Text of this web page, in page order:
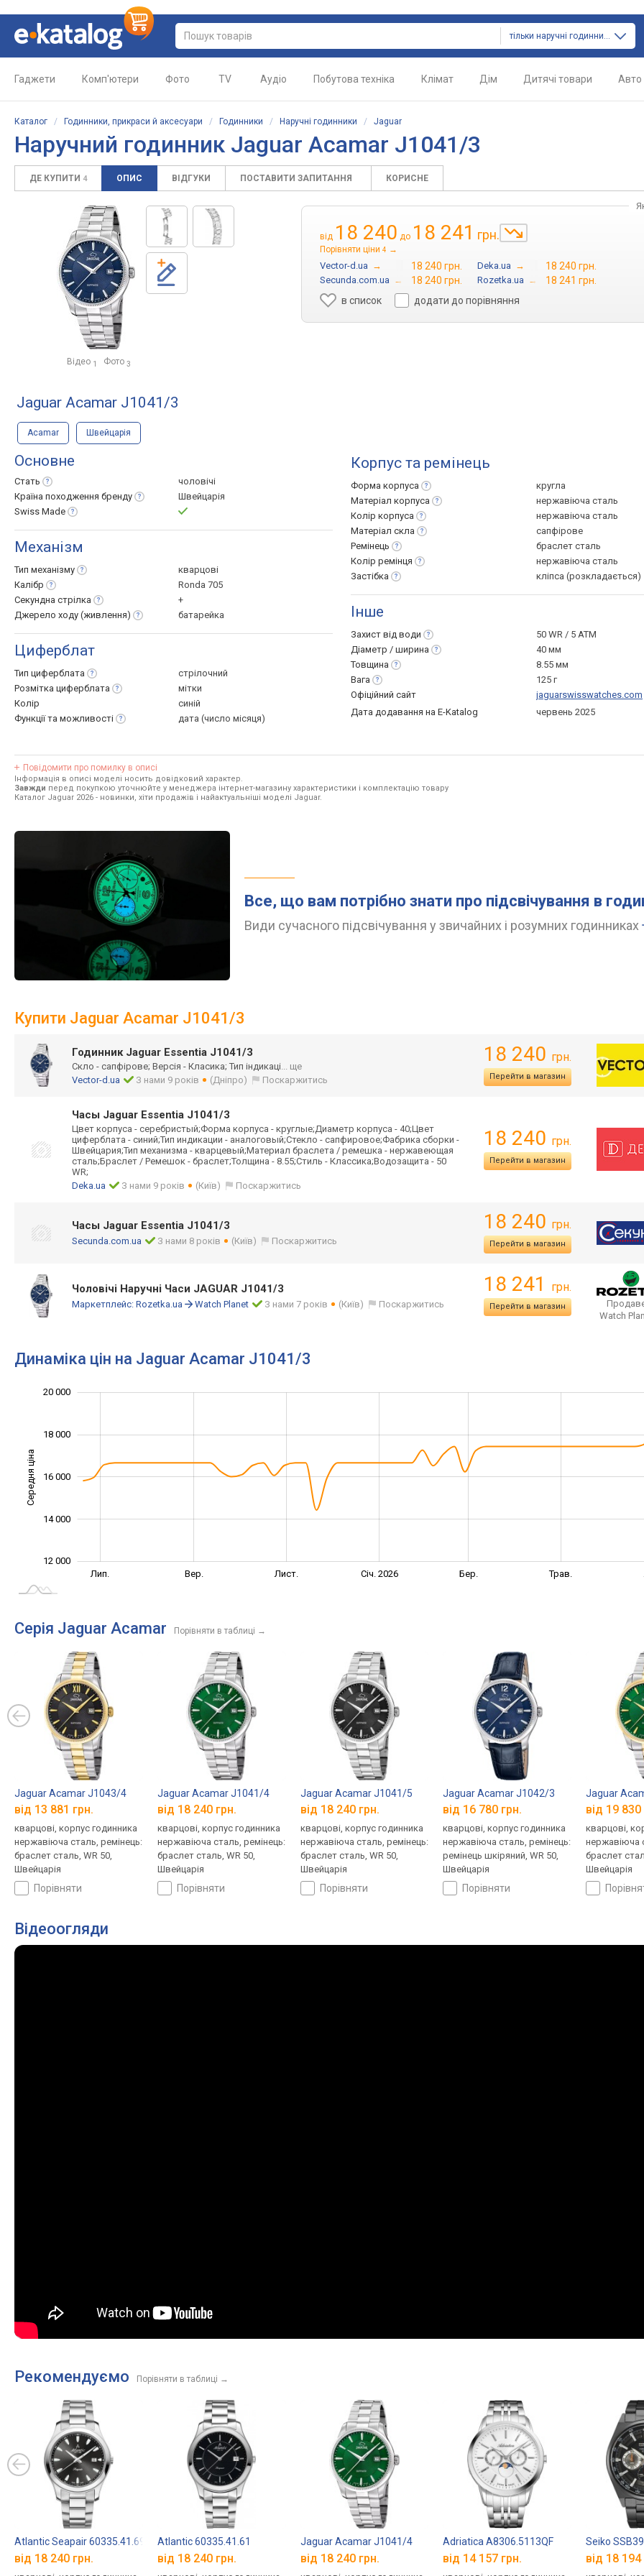
тільки наручні годинники
Гаджети Комп'ютери Фото TV Аудіо Побутова техніка Клімат Дім Дитячі товари Авто
Каталог / Годинники, прикраси й аксесуари / Годинники / Наручні годинники / Jaguar
Наручний годинник Jaguar Acamar J1041/3
ДЕ КУПИТИ 4 ОПИС ВІДГУКИ ПОСТАВИТИ ЗАПИТАННЯ КОРИСНЕ
Відео 1 Фото 3
від 18 240 до 18 241 грн.
Порівняти ціни 4 →
Vector-d.ua → 18 240 грн. Deka.ua → 18 240 грн.
Secunda.com.ua → 18 240 грн. Rozetka.ua →
18 241 грн.
в список
додати до порівняння
Jaguar Acamar J1041/3
Acamar Швейцарія
Основне
Стать
чоловічі
Країна походження бренду
Швейцарія
Swiss Made
Механізм
Тип механізму
кварцові
Калібр
Ronda 705
Секундна стрілка
+
Джерело ходу (живлення) батарейка
Циферблат
Тип циферблата
стрілочний
Розмітка циферблата
мітки
Колір
синій
Функції та можливості дата (число місяця)
Корпус та ремінець
Форма корпуса
кругла
Матеріал корпуса
нержавіюча сталь
Колір корпуса
нержавіюча сталь
Матеріал скла
сапфірове
Ремінець
браслет сталь
Колір ремінця
нержавіюча сталь
Застібка
кліпса (розкладається)
Інше
Захист від води
50 WR / 5 ATM
Діаметр / ширина
40 мм
Товщина
8.55 мм
Вага
125 г
Офіційний сайт
jaguarswisswatches.com
Дата додавання на E-Katalog
червень 2025
Повідомити про помилку в описі
Інформація в описі моделі носить довідковий характер.
Завжди перед покупкою уточнюйте у менеджера інтернет-магазину характеристики і комплектацію товару
Каталог Jaguar 2026 - новинки, хіти продажів і найактуальніші моделі Jaguar.
Все, що вам потрібно знати про підсвічування в
Види сучасного підсвічування у звичайних і розумних годинниках
Купити Jaguar Acamar J1041/3
Годинник Jaguar Essentia J1041/3
Скло - сапфірове; Версія - Класика; Тип індикаці... ще
Vector-d.ua
З нами 9 років (Дніпро) Поскаржитись
18 240 грн.
Перейти в магазин
Часы Jaguar Essentia J1041/3
Цвет корпуса - серебристый;Форма корпуса - круглые;Диаметр корпуса - 40;Цвет
циферблата - синий;Тип индикации - аналоговый;Стекло - сапфировое;Фабрика сборки -
Швейцария;Тип механизма - кварцевый;Материал браслета / ремешка - нержавеющая
сталь;Браслет / Ремешок - браслет;Толщина - 8.55;Стиль - Классика;Водозащита - 50
WR;
Deka.ua
З нами 9 років (Київ) Поскаржитись
18 240 грн.
Перейти в магазин
Часы Jaguar Essentia J1041/3
Secunda.com.ua З нами 8 років (Київ) Поскаржитись
18 240 грн.
Перейти в магазин
Чоловічі Наручні Часи JAGUAR J1041/3
Маркетплейс: Rozetka.ua Watch Planet З нами 7 років (Київ) Поскаржитись
18 241 грн.
Перейти в магазин
Watch
Динаміка цін на Jaguar Acamar J1041/3
Середня ціна 12 000
12 000
14 000
16 000
18 000
20 000
Лип. Вер. Лист. Січ. 2026 Бер. Трав.
Серія Jaguar Acamar Порівняти в таблиці →
Jaguar Acamar J1043/4
від 13 881 грн.
кварцові, корпус годинника
нержавіюча сталь, ремінець:
браслет сталь, WR 50,
Швейцарія
порівняти
Jaguar Acamar J1041/4
від 18 240 грн.
кварцові, корпус годинника
нержавіюча сталь, ремінець:
браслет сталь, WR 50,
Швейцарія
порівняти
Jaguar Acamar J1041/5
від 18 240 грн.
кварцові, корпус годинника
нержавіюча сталь, ремінець:
браслет сталь, WR 50,
Швейцарія
порівняти
Jaguar Acamar J1042/3
від 16 780 грн.
кварцові, корпус годинника
нержавіюча сталь, ремінець:
ремінець шкіряний, WR 50,
Швейцарія
порівняти
Jaguar
від 19 830
кварцові,
нержавіюча
браслет
Швейцарія
Відеоогляди
Рекомендуємо Порівняти в таблиці →
Atlantic Seapair 60335.41.69
від 18 240 грн.
Atlantic 60335.41.61
від 18 240 грн.
Jaguar Acamar J1041/4
від 18 240 грн.
Adriatica A8306.5113QF
від 14 157 грн.
Seiko
від 18 194